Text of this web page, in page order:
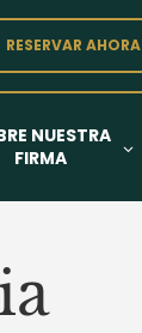
RESERVAR AHORA
NUESTRA
FIRMA